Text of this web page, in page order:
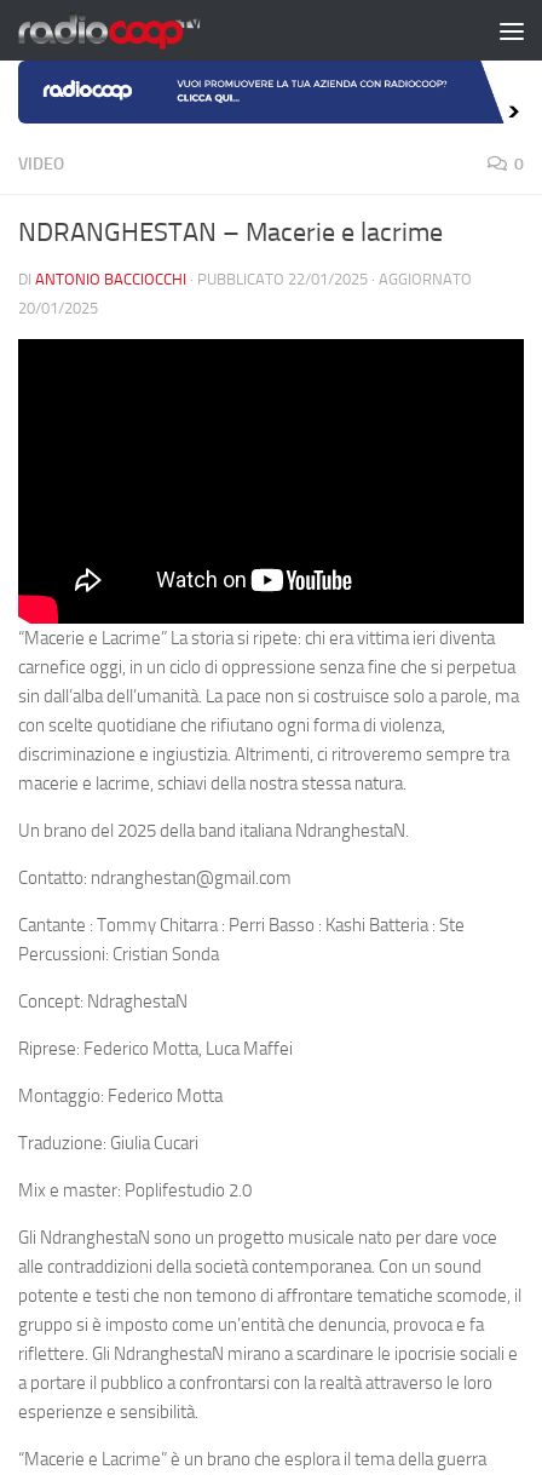
Salta al contenuto
VIDEO 0
NDRANGHESTAN – Macerie e lacrime
DI ANTONIO BACCIOCCHI · PUBBLICATO 22/01/2025 · AGGIORNATO
20/01/2025
“Macerie e Lacrime” La storia si ripete: chi era vittima ieri diventa
carnefice oggi, in un ciclo di oppressione senza fine che si perpetua
sin dall’alba dell’umanità. La pace non si costruisce solo a parole, ma
con scelte quotidiane che rifiutano ogni forma di violenza,
discriminazione e ingiustizia. Altrimenti, ci ritroveremo sempre tra
macerie e lacrime, schiavi della nostra stessa natura.
Un brano del 2025 della band italiana NdranghestaN.
Contatto: ndranghestan@gmail.com
Cantante : Tommy Chitarra : Perri Basso : Kashi Batteria : Ste
Percussioni: Cristian Sonda
Concept: NdraghestaN
Riprese: Federico Motta, Luca Maffei
Montaggio: Federico Motta
Traduzione: Giulia Cucari
Mix e master: Poplifestudio 2.0
Gli NdranghestaN sono un progetto musicale nato per dare voce
alle contraddizioni della società contemporanea. Con un sound
potente e testi che non temono di affrontare tematiche scomode, il
gruppo si è imposto come un’entità che denuncia, provoca e fa
riflettere. Gli NdranghestaN mirano a scardinare le ipocrisie sociali e
a portare il pubblico a confrontarsi con la realtà attraverso le loro
esperienze e sensibilità.
“Macerie e Lacrime” è un brano che esplora il tema della guerra